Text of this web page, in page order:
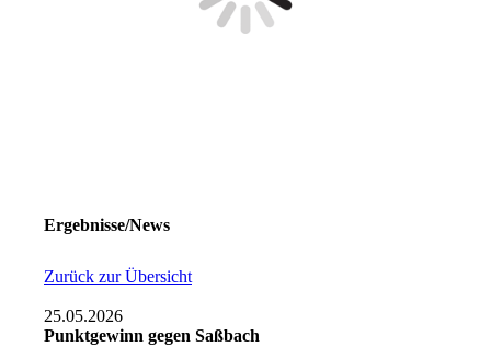
Ergebnisse/News
Zurück zur Übersicht
25.05.2026
Punktgewinn gegen Saßbach